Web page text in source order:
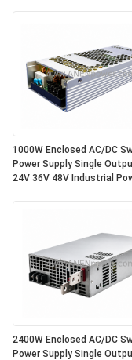
1000W Enclosed AC/DC
Power Supply Single
24V 36V 48V Industrial
2400W Enclosed AC/DC
Power Supply Single